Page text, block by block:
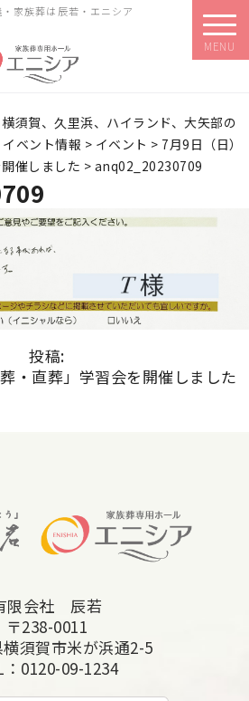
家族葬は辰若・エニシア
MENU
須賀、久里浜、ハイランド、大矢部の
ベント情報 > イベント > 7月9日（日）
催しました > anq02_20230709
投稿:
・直葬」学習会を開催しました
限会社 辰若
〒238-0011
須賀市米が浜通2-5
0120-09-1234